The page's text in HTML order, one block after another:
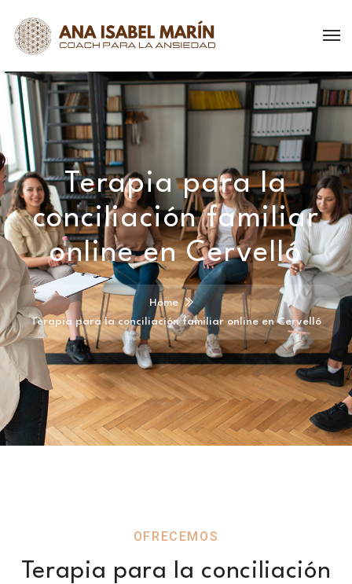
Terapia para la
conciliación familiar
online en Cervelló
Home
Terapia para la conciliación familiar online en Cervelló
OFRECEMOS
Terapia para la conciliación